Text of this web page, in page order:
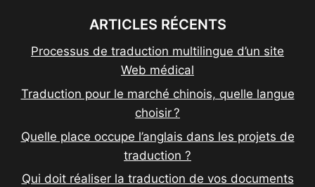
ARTICLES RÉCENTS
Processus de traduction multilingue d’un site
Web médical
Traduction pour le marché chinois, quelle langue
choisir ?
Quelle place occupe l’anglais dans les projets de
traduction ?
Qui doit réaliser la traduction de vos documents